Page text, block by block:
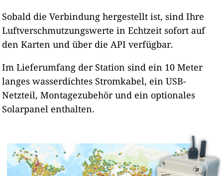
Sobald die Verbindung hergestellt ist, sind Ihre
Luftverschmutzungswerte in Echtzeit sofort auf
den Karten und über die API verfügbar.
Im Lieferumfang der Station sind ein 10 Meter
langes wasserdichtes Stromkabel, ein USB-
Netzteil, Montagezubehör und ein optionales
Solarpanel enthalten.